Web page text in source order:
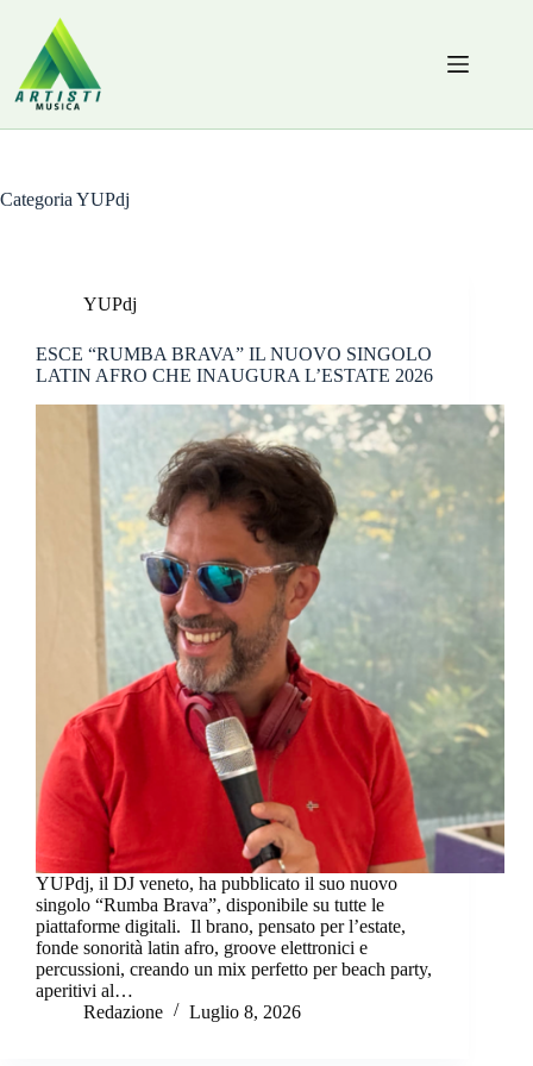
contenuto
Categoria YUPdj
YUPdj
ESCE “RUMBA BRAVA” IL NUOVO SINGOLO
LATIN AFRO CHE INAUGURA L’ESTATE 2026
YUPdj, il DJ veneto, ha pubblicato il suo nuovo
singolo “Rumba Brava”, disponibile su tutte le
piattaforme digitali. Il brano, pensato per l’estate,
fonde sonorità latin afro, groove elettronici e
percussioni, creando un mix perfetto per beach party,
aperitivi al…
Redazione
Luglio 8, 2026